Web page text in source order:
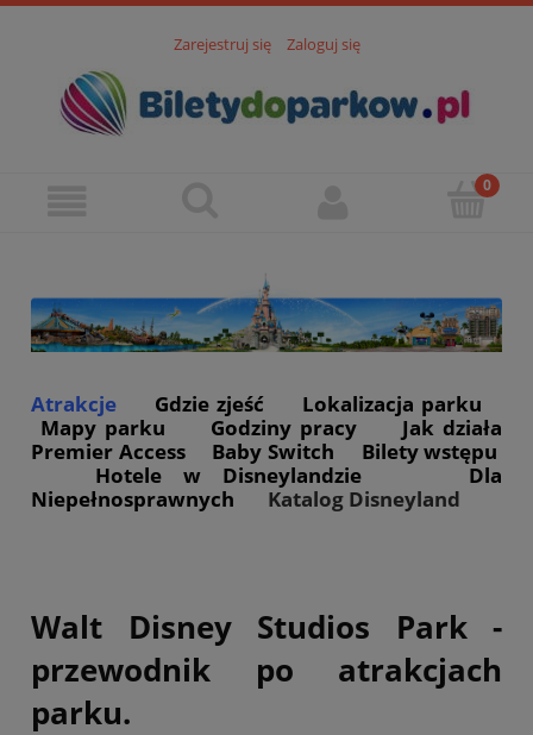
Zarejestruj się Zaloguj się
Atrakcje Gdzie zjeść
Lokalizacja parku
Mapy parku
Godziny pracy
Jak działa
Premier Access
Baby Switch
Bilety wstępu
Hotele w Disneylandzie
Dla
Niepełnosprawnych
Katalog Disneyland
Walt Disney Studios Park -
przewodnik po atrakcjach
parku.